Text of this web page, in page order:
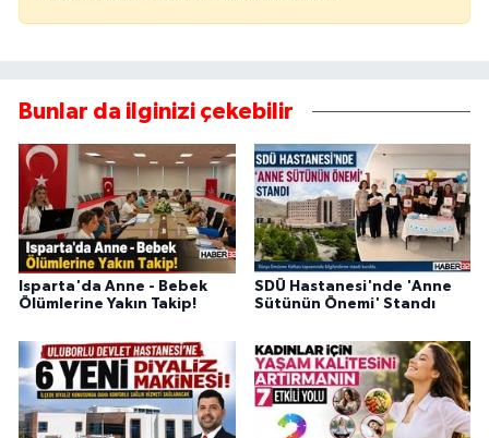
Bunlar da ilginizi çekebilir
Isparta'da Anne - Bebek
Ölümlerine Yakın Takip!
SDÜ Hastanesi'nde 'Anne
Sütünün Önemi' Standı